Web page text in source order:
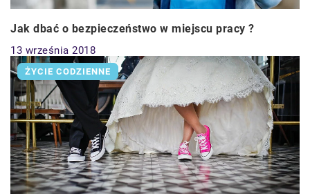
Jak dbać o bezpieczeństwo w miejscu pracy ?
13 września 2018
ŻYCIE CODZIENNE